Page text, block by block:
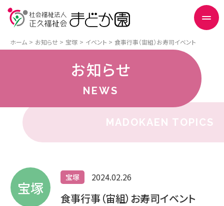
ホーム お知らせ 宝塚 イベント 食事行事（宙組）お寿司イベント
お知らせ
NEWS
MADOKAEN TOPICS
宝塚
宝塚 2024.02.26
食事行事（宙組）お寿司イベント